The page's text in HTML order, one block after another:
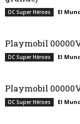
DC Super Héroes El
Playmobil
DC Super Héroes El
Playmobil
DC Super Héroes El